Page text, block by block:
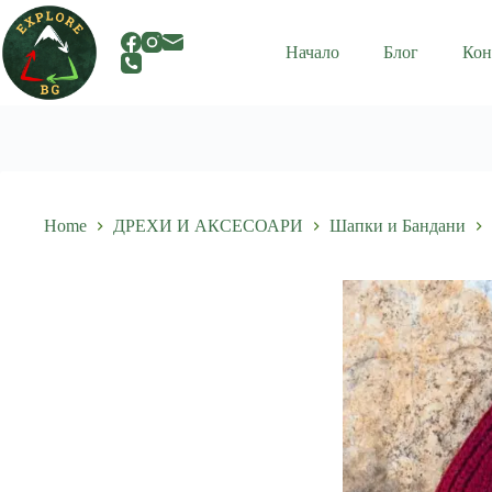
Skip
to
content
Начало Блог
Home ДРЕХИ И АКСЕСОАРИ Шапки и Бандани